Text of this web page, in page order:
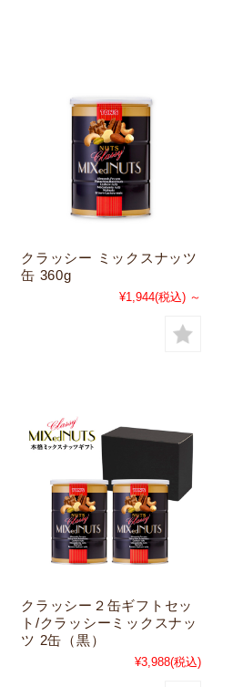
クラッシー ミックスナッツ
缶 360g
¥1,944(税込) ～
クラッシー２缶ギフトセッ
ト/クラッシーミックスナッ
ツ 2缶（黒）
¥3,988(税込)